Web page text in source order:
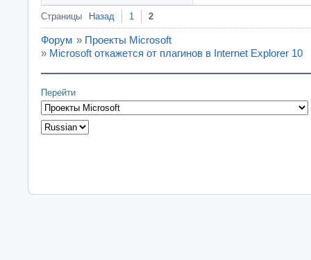
Страницы Назад 1 2
Форум » Проекты Microsoft
» Microsoft откажется от плагинов в Internet Explorer 10
Перейти